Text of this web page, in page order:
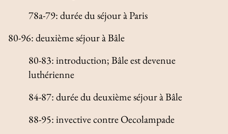
78a-79: durée du séjour à Paris
80-96: deuxième séjour à Bâle
80-83: introduction; Bâle est devenue
luthérienne
84-87: durée du deuxième séjour à Bâle
88-95: invective contre Oecolampade